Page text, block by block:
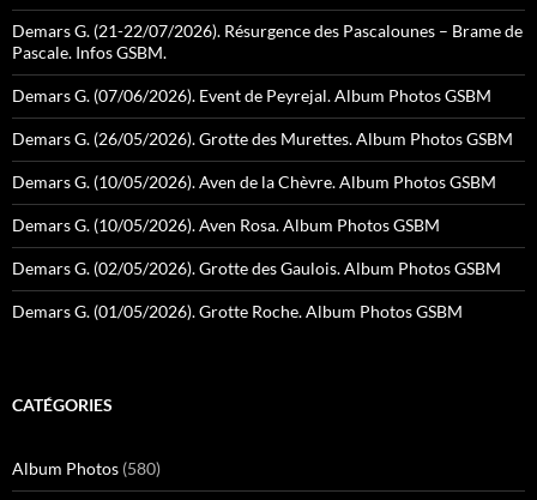
Demars G. (21-22/07/2026). Résurgence des Pascalounes – Brame de
Pascale. Infos GSBM.
Demars G. (07/06/2026). Event de Peyrejal. Album Photos GSBM
Demars G. (26/05/2026). Grotte des Murettes. Album Photos GSBM
Demars G. (10/05/2026). Aven de la Chèvre. Album Photos GSBM
Demars G. (10/05/2026). Aven Rosa. Album Photos GSBM
Demars G. (02/05/2026). Grotte des Gaulois. Album Photos GSBM
Demars G. (01/05/2026). Grotte Roche. Album Photos GSBM
CATÉGORIES
Album Photos (580)